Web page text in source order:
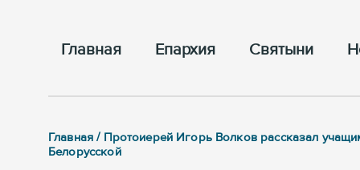
Главная Епархия Cвятыни
Главная / Протоиерей Игорь Волков рассказал
Белорусской